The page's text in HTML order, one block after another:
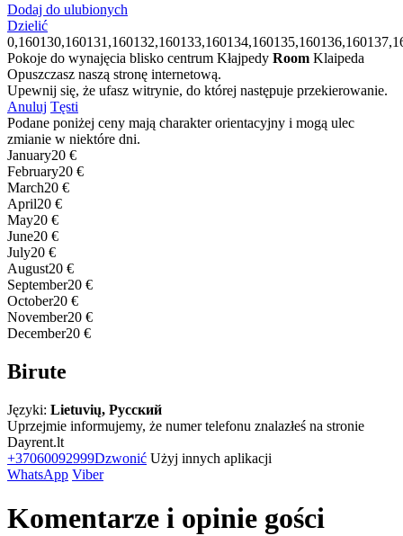
Dodaj do ulubionych
Dzielić
Pokoje do wynajęcia blisko centrum Kłajpedy Room Klaipeda
Opuszczasz naszą stronę internetową.
Upewnij się, że ufasz witrynie, do której następuje przekierowanie.
Anuluj Tęsti
Podane poniżej ceny mają charakter orientacyjny i mogą ulec
zmianie w niektóre dni.
January20 €
February20 €
March20 €
April20 €
May20 €
June20 €
July20 €
August20 €
September20 €
October20 €
November20 €
December20 €
Birute
Języki: Lietuvių, Русский
Uprzejmie informujemy, że numer telefonu znalazłeś na stronie
Dayrent.lt
+37060092999Dzwonić Użyj innych aplikacji
WhatsApp Viber
Komentarze i opinie gości